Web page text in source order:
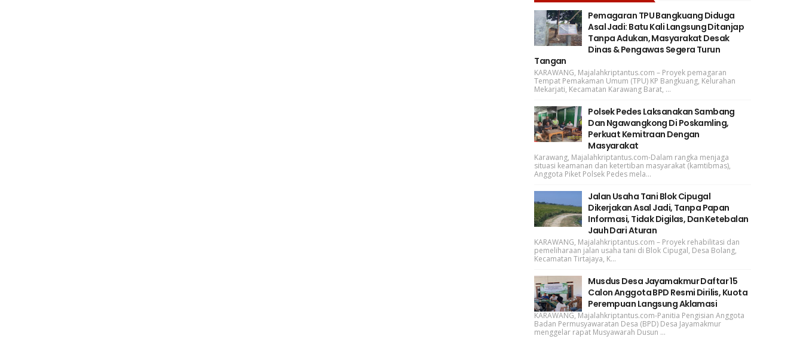
Pemagaran TPU Bangkuang Diduga
Asal Jadi: Batu Kali Langsung Ditanjap
Tanpa Adukan, Masyarakat Desak
Dinas & Pengawas Segera Turun
Tangan
KARAWANG, Majalahkriptantus.com – Proyek pemagaran
Tempat Pemakaman Umum (TPU) KP Bangkuang, Kelurahan
Mekarjati, Kecamatan Karawang Barat, ...
Polsek Pedes Laksanakan Sambang
Dan Ngawangkong Di Poskamling,
Perkuat Kemitraan Dengan
Masyarakat
Karawang, Majalahkriptantus.com-Dalam rangka menjaga
situasi keamanan dan ketertiban masyarakat (kamtibmas),
Anggota Piket Polsek Pedes mela...
Jalan Usaha Tani Blok Cipugal
Dikerjakan Asal Jadi, Tanpa Papan
Informasi, Tidak Digilas, Dan Ketebalan
Jauh Dari Aturan
KARAWANG, Majalahkriptantus.com – Proyek rehabilitasi dan
pemeliharaan jalan usaha tani di Blok Cipugal, Desa Bolang,
Kecamatan Tirtajaya, K...
Musdus Desa Jayamakmur Daftar 15
Calon Anggota BPD Resmi Dirilis, Kuota
Perempuan Langsung Aklamasi
KARAWANG, Majalahkriptantus.com-Panitia Pengisian Anggota
Badan Permusyawaratan Desa (BPD) Desa Jayamakmur
menggelar rapat Musyawarah Dusun ...